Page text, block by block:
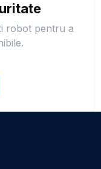
robot pentru a